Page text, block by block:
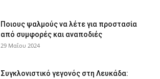
Ποιους ψαλμούς να λέτε για προστασία
από συμφορές και αναποδιές
29 Μαΐου 2024
Συγκλονιστικό γεγονός στη Λευκάδα: